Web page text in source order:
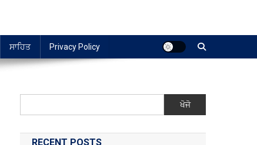
ਸਾਹਿਤ Privacy Policy
ਖੋਜੋ
RECENT POSTS